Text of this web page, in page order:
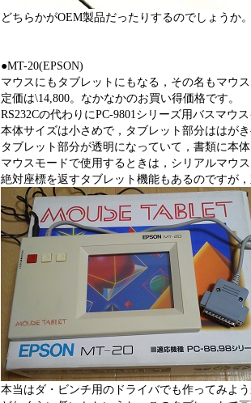
どちらかがOEM製品だったりするのでしょうか。
●MT-20(EPSON)
マウスにもタブレットにもなる，その名もマウス
定価は\14,800。なかなかのお買い得価格です。
RS232Cの代わりにPC-9801シリーズ用バスマウ
本体サイズは小さめで，タブレット部分ははがき
タブレット部分が透明になっていて，書類に本
マウスモードで使用するときは，シリアルマウ
絶対座標を返すタブレット機能もあるのですが
本当はダ・ビンチ用のドライバでも作ってみよ